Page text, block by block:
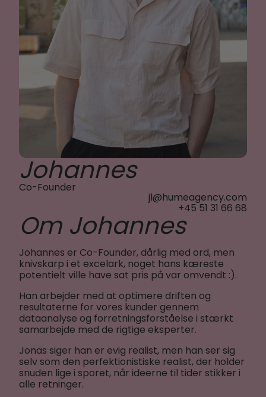
Johannes
Co-Founder
jl@humeagency.com
+45 51 31 66 68
Om Johannes
Johannes er Co-Founder, dårlig med ord, men
knivskarp i et excelark, noget hans kæreste
potentielt ville have sat pris på var omvendt :).
Han arbejder med at optimere driften og
resultaterne for vores kunder gennem
dataanalyse og forretningsforståelse i stærkt
samarbejde med de rigtige eksperter.
Jonas siger han er evig realist, men han ser sig
selv som den perfektionistiske realist, der holder
snuden lige i sporet, når ideerne til tider stikker i
alle retninger.